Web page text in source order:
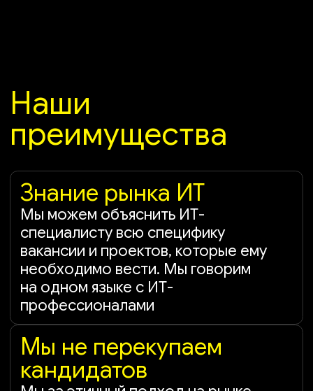
Lead
Эксперты в сфере ИТ-
рекрутмента
от LinkedIN до Kaggle. У нас есть
своя проверенная база, которая
постоянно пополняется ИТ-
специалистами со всего мира.
Помогаем найти специалистов
на удалённую работу или провести
релокацию
Вы получаете
протестированных
кандидатов
Мы единственная компания, которая
проводит техническое тестирование
потенциальных сотрудников.
Проверим кандидатов на soft и hard
skills